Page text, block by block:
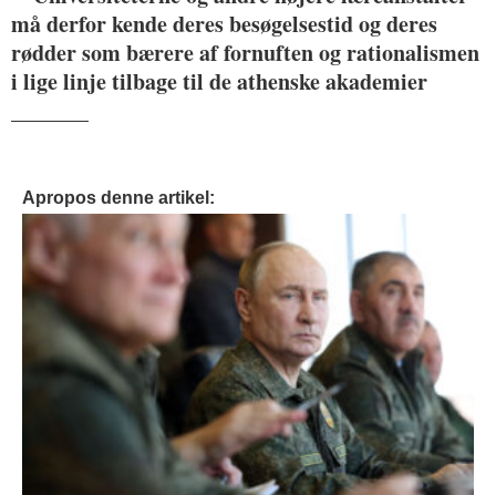
må derfor kende deres besøgelsestid og deres
rødder som bærere af fornuften og rationalismen
i lige linje tilbage til de athenske akademier
Apropos denne artikel: